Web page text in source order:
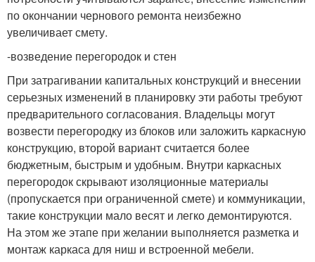
по окончании чернового ремонта неизбежно
увеличивает смету.
-возведение перегородок и стен
При затрагивании капитальных конструкций и внесении
серьезных изменений в планировку эти работы требуют
предварительного согласования. Владельцы могут
возвести перегородку из блоков или заложить каркасную
конструкцию, второй вариант считается более
бюджетным, быстрым и удобным. Внутри каркасных
перегородок скрывают изоляционные материалы
(пропускается при ограниченной смете) и коммуникации,
такие конструкции мало весят и легко демонтируются.
На этом же этапе при желании выполняется разметка и
монтаж каркаса для ниш и встроенной мебели.